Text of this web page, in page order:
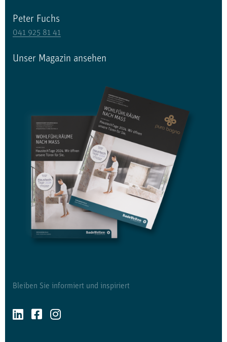
Peter Fuchs
041 925 81 41
Unser Magazin ansehen
Bleiben Sie informiert und inspiriert